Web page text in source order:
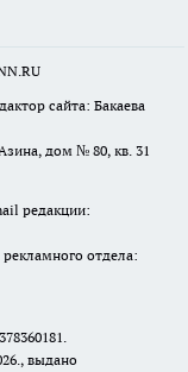
сайта: Бакаева
дом № 80, кв. 31
редакции:
отдела:
выдано